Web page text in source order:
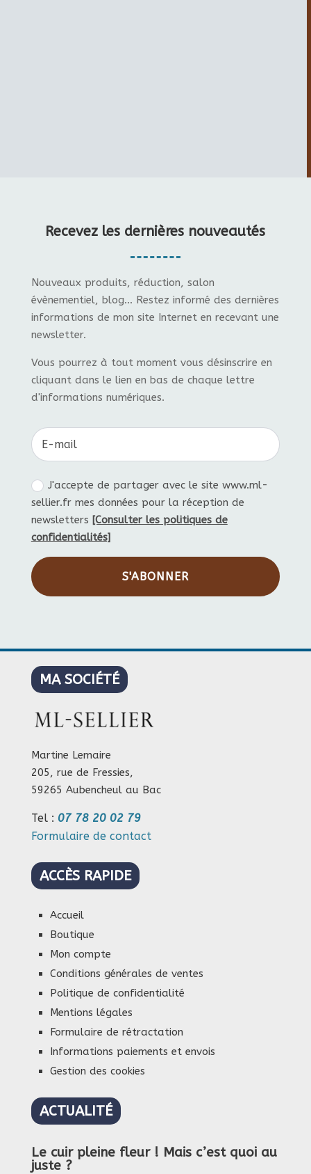
Recevez les dernières nouveautés
Nouveaux produits, réduction, salon
évènementiel, blog... Restez informé des dernières
informations de mon site Internet en recevant une
newsletter.
Vous pourrez à tout moment vous désinscrire en
cliquant dans le lien en bas de chaque lettre
d'informations numériques.
J'accepte de partager avec le site www.ml-
sellier.fr mes données pour la réception de
newsletters [Consulter les politiques de
confidentialités]
S'ABONNER
MA SOCIÉTÉ
Martine Lemaire
205, rue de Fressies,
59265 Aubencheul au Bac
Tel : 07 78 20 02 79
Formulaire de contact
ACCÈS RAPIDE
Accueil
Boutique
Mon compte
Conditions générales de ventes
Politique de confidentialité
Mentions légales
Formulaire de rétractation
Informations paiements et envois
Gestion des cookies
ACTUALITÉ
Le cuir pleine fleur ! Mais c’est quoi au
juste ?